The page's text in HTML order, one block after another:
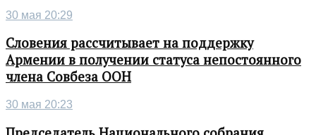
30 мая 20:29
Словения рассчитывает на поддержку
Армении в получении статуса непостоянного
члена Совбеза ООН
30 мая 20:23